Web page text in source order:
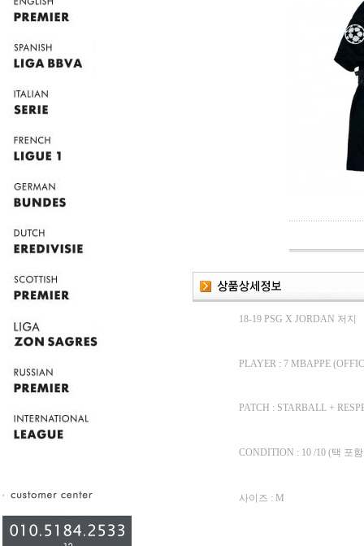
18-19 PSG X JORDAN 저지
PLAYER : 7 MBAPPE
PATCH : STARBALL +
CONDITION : 10 /10 (택 포
사이즈 : M